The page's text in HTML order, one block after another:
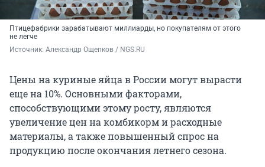
Птицефабрики зарабатывают миллиарды, но покупателям от этого
не легче
Источник: Александр Ощепков / NGS.RU
Цены на куриные яйца в России могут вырасти
еще на 10%. Основными факторами,
способствующими этому росту, являются
увеличение цен на комбикорм и расходные
материалы, а также повышенный спрос на
продукцию после окончания летнего сезона.